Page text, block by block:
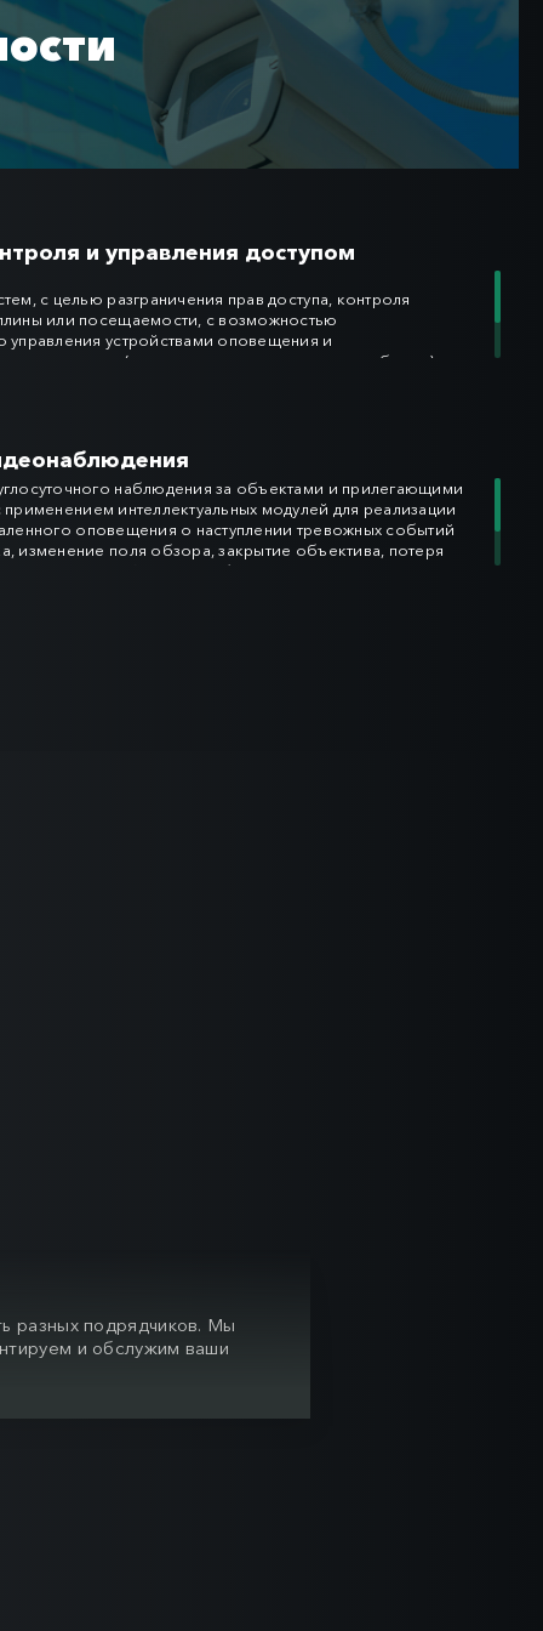
и управления доступом
с целью разграничения прав доступа, контроля
или посещаемости, с возможностью
управления устройствами оповещения и
механизмами (замки, калитки, турникеты, шлагбаумы) в
наблюдения за объектами и прилегающими
интеллектуальных модулей для реализации
оповещения о наступлении тревожных событий
изменение поля обзора, закрытие объектива, потеря
лиц и пр.) с целью обеспечения оперативности
разных подрядчиков. Мы
и обслужим ваши